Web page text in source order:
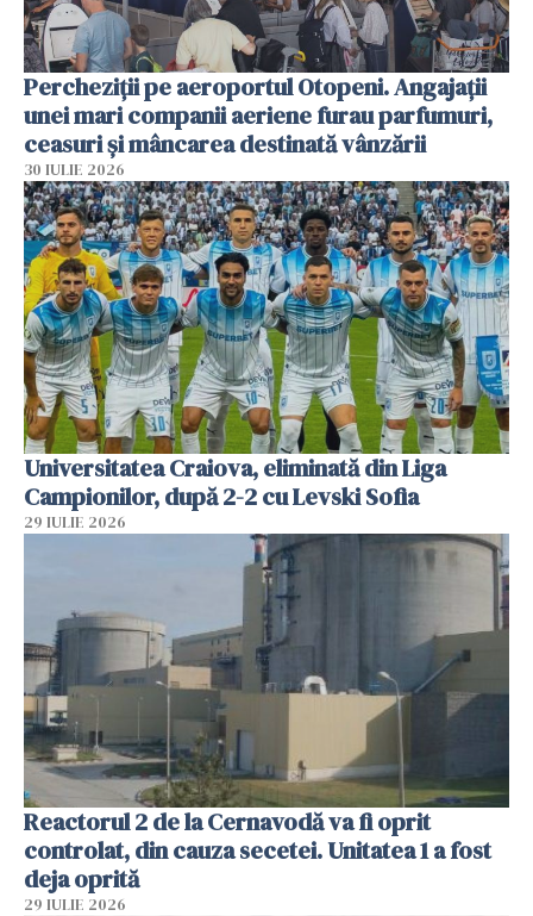
Percheziții pe aeroportul Otopeni. Angajații
unei mari companii aeriene furau parfumuri,
ceasuri și mâncarea destinată vânzării
30 IULIE 2026
Universitatea Craiova, eliminată din Liga
Campionilor, după 2-2 cu Levski Sofia
29 IULIE 2026
Reactorul 2 de la Cernavodă va fi oprit
controlat, din cauza secetei. Unitatea 1 a fost
deja oprită
29 IULIE 2026